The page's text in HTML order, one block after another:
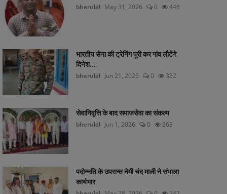
bherulal May 31, 2026 0 448
भारतीय सेना की ट्रेनिंग पूरी कर गांव लौटेंगे
दिनेश...
bherulal Jun 21, 2026 0 332
सेवानिवृत्ति के बाद समाजसेवा का संकल्प
bherulal Jun 1, 2026 0 263
पदोन्नति के उपरान्त नेमी चंद माली ने संभाला
कार्यभार